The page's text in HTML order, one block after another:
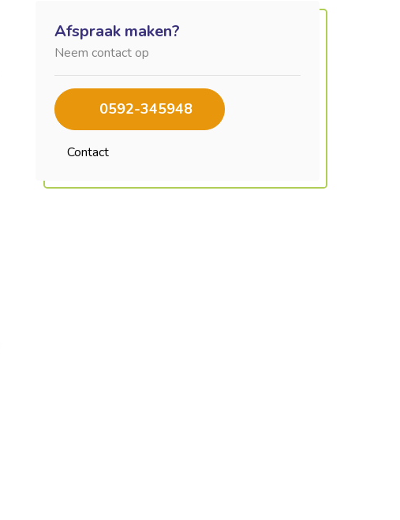
Afspraak maken?
Neem contact op
0592-345948
Contact